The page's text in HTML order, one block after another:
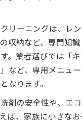
リーニングは、レ
収納など、専門知
。業者選びでは「
」など、専用メニュ
なります。
剤の安全性や、エ
ば、家族に小さな